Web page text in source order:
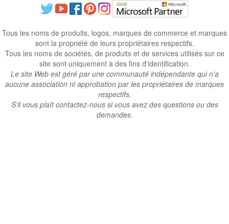
Tous les noms de produits, logos, marques de commerce et marques
sont la propriété de leurs propriétaires respectifs.
Tous les noms de sociétés, de produits et de services utilisés sur ce
site sont uniquement à des fins d'identification.
Le site Web est géré par une communauté indépendante qui n’a
aucune association ni approbation par les propriétaires de marques
respectifs.
S’il vous plaît contactez-nous si vous avez des questions ou des
demandes.